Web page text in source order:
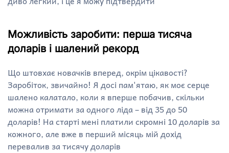
Можливість заробити: перша тисяча
доларів і шалений рекорд
Що штовхає новачків вперед, окрім цікавості?
Заробіток, звичайно! Я досі пам'ятаю, як моє серце
шалено калатало, коли я вперше побачив, скільки
можна отримати за одного ліда – від 35 до 50
доларів! На старті мені платили скромні 10 доларів за
кожного, але вже в перший місяць мій дохід
перевалив за тисячу доларів